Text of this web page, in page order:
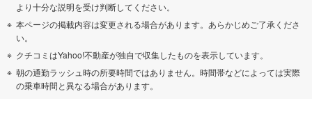
より十分な説明を受け判断してください。
本ページの掲載内容は変更される場合があります。あらかじめご了承くださ
い。
クチコミはYahoo!不動産が独自で収集したものを表示しています。
朝の通勤ラッシュ時の所要時間ではありません。時間帯などによっては実際
の乗車時間と異なる場合があります。